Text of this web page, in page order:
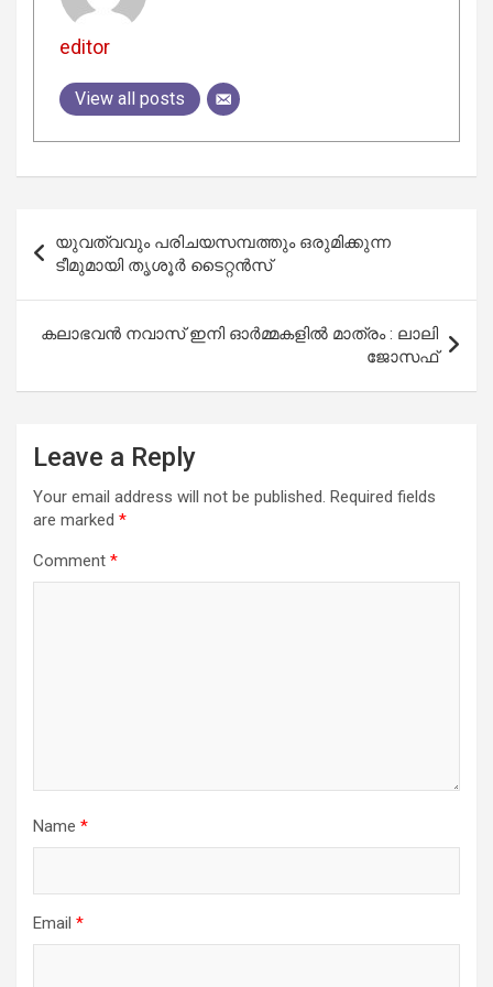
editor
View all posts
navigation
യുവത്വവും പരിചയസമ്പത്തും ഒരുമിക്കുന്ന
ടീമുമായി തൃശൂര്‍ ടൈറ്റന്‍സ്
കലാഭവന്‍ നവാസ് ഇനി ഓര്‍മ്മകളില്‍ മാത്രം : ലാലി
ജോസഫ്
Leave a Reply
Your email address will not be published. Required fields
are marked *
Comment *
Name *
Email *